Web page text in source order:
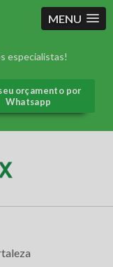
MENU
especialistas!
orçamento por
Whatsapp